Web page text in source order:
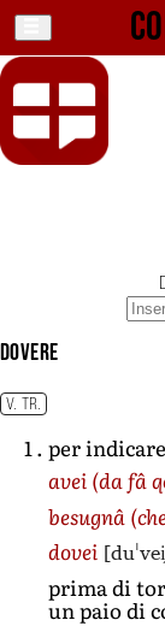
dovere
V. TR.
per
avei (da fâ
besugnâ
dovei
prima di
un paio di